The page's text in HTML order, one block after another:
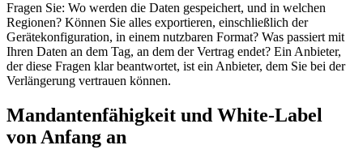
Fragen Sie: Wo werden die Daten gespeichert, und in welchen
Regionen? Können Sie alles exportieren, einschließlich der
Gerätekonfiguration, in einem nutzbaren Format? Was passiert mit
Ihren Daten an dem Tag, an dem der Vertrag endet? Ein Anbieter,
der diese Fragen klar beantwortet, ist ein Anbieter, dem Sie bei der
Verlängerung vertrauen können.
Mandantenfähigkeit und White-Label
von Anfang an